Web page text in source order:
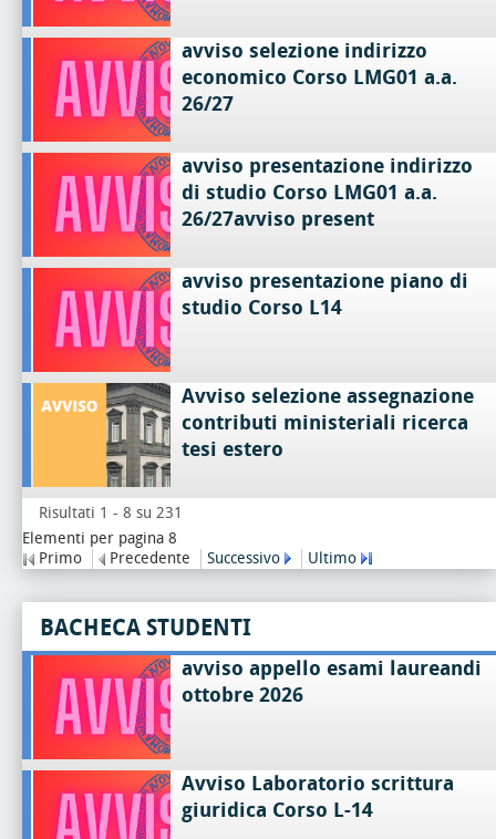
avviso selezione indirizzo
economico Corso LMG01 a.a.
26/27
avviso presentazione indirizzo
di studio Corso LMG01 a.a.
26/27avviso present
avviso presentazione piano di
studio Corso L14
Avviso selezione assegnazione
contributi ministeriali ricerca
tesi estero
Risultati 1 - 8 su 231
Elementi per pagina 8
Primo
Precedente Successivo Ultimo
BACHECA STUDENTI
avviso appello esami laureandi
ottobre 2026
Avviso Laboratorio scrittura
giuridica Corso L-14